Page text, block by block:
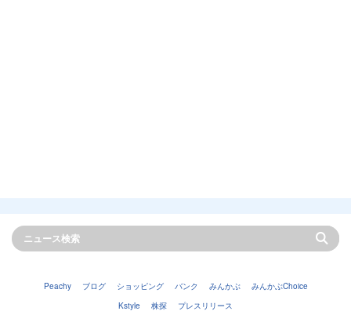
Peachy ブログ ショッピング バンク みんかぶ
みんかぶChoice
Kstyle
株探 プレスリリース